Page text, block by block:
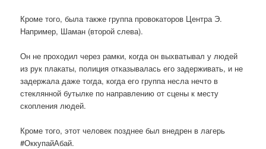
Кроме того, была также группа провокаторов Центра Э.
Например, Шаман (второй слева).
Он не проходил через рамки, когда он выхватывал у людей
из рук плакаты, полиция отказывалась его задерживать, и не
задержала даже тогда, когда его группа несла нечто в
стеклянной бутылке по направлению от сцены к месту
скопления людей.
Кроме того, этот человек позднее был внедрен в лагерь
#ОккупайАбай.